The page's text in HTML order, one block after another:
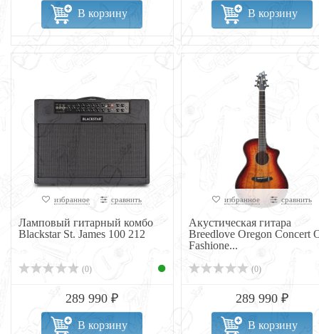
В корзину В корзину
избранное сравнить
Ламповый гитарный комбо
Blackstar St. James 100 212
(0)
289 990 ₽
В корзину
избранное сравнить
Акустическая гитара
Breedlove Oregon Concert
Fashione...
(0)
289 990 ₽
В корзину